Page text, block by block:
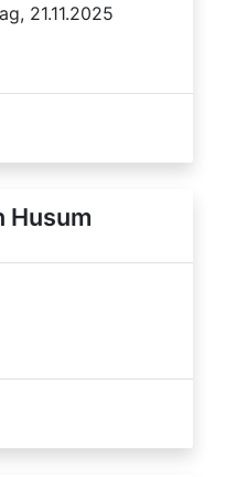
21.11.2025
Husum